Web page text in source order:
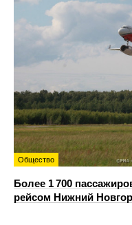
Общество
Более 1 700
рейсом Нижний